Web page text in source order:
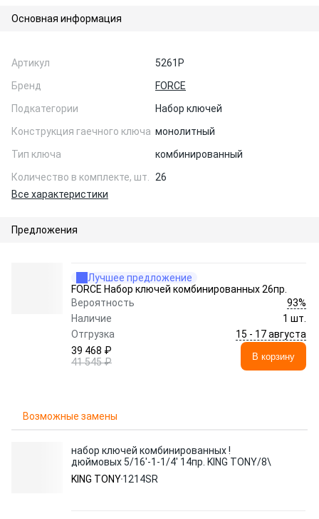
Основная информация
Артикул
5261P
Бренд
FORCE
Подкатегории
Набор ключей
Конструкция гаечного ключа монолитный
Тип ключа
комбинированный
Количество в комплекте, шт.
26
Все характеристики
Предложения
Лучшее предложение
FORCE Набор ключей комбинированных 26пр.
Вероятность
93%
Наличие
1 шт.
Отгрузка
15 - 17 августа
39 468 ₽
41 545 ₽
В корзину
Возможные замены
набор ключей комбинированных !
дюймовых 5/16'-1-1/4' 14пр. KING TONY/8\
KING TONY1214SR